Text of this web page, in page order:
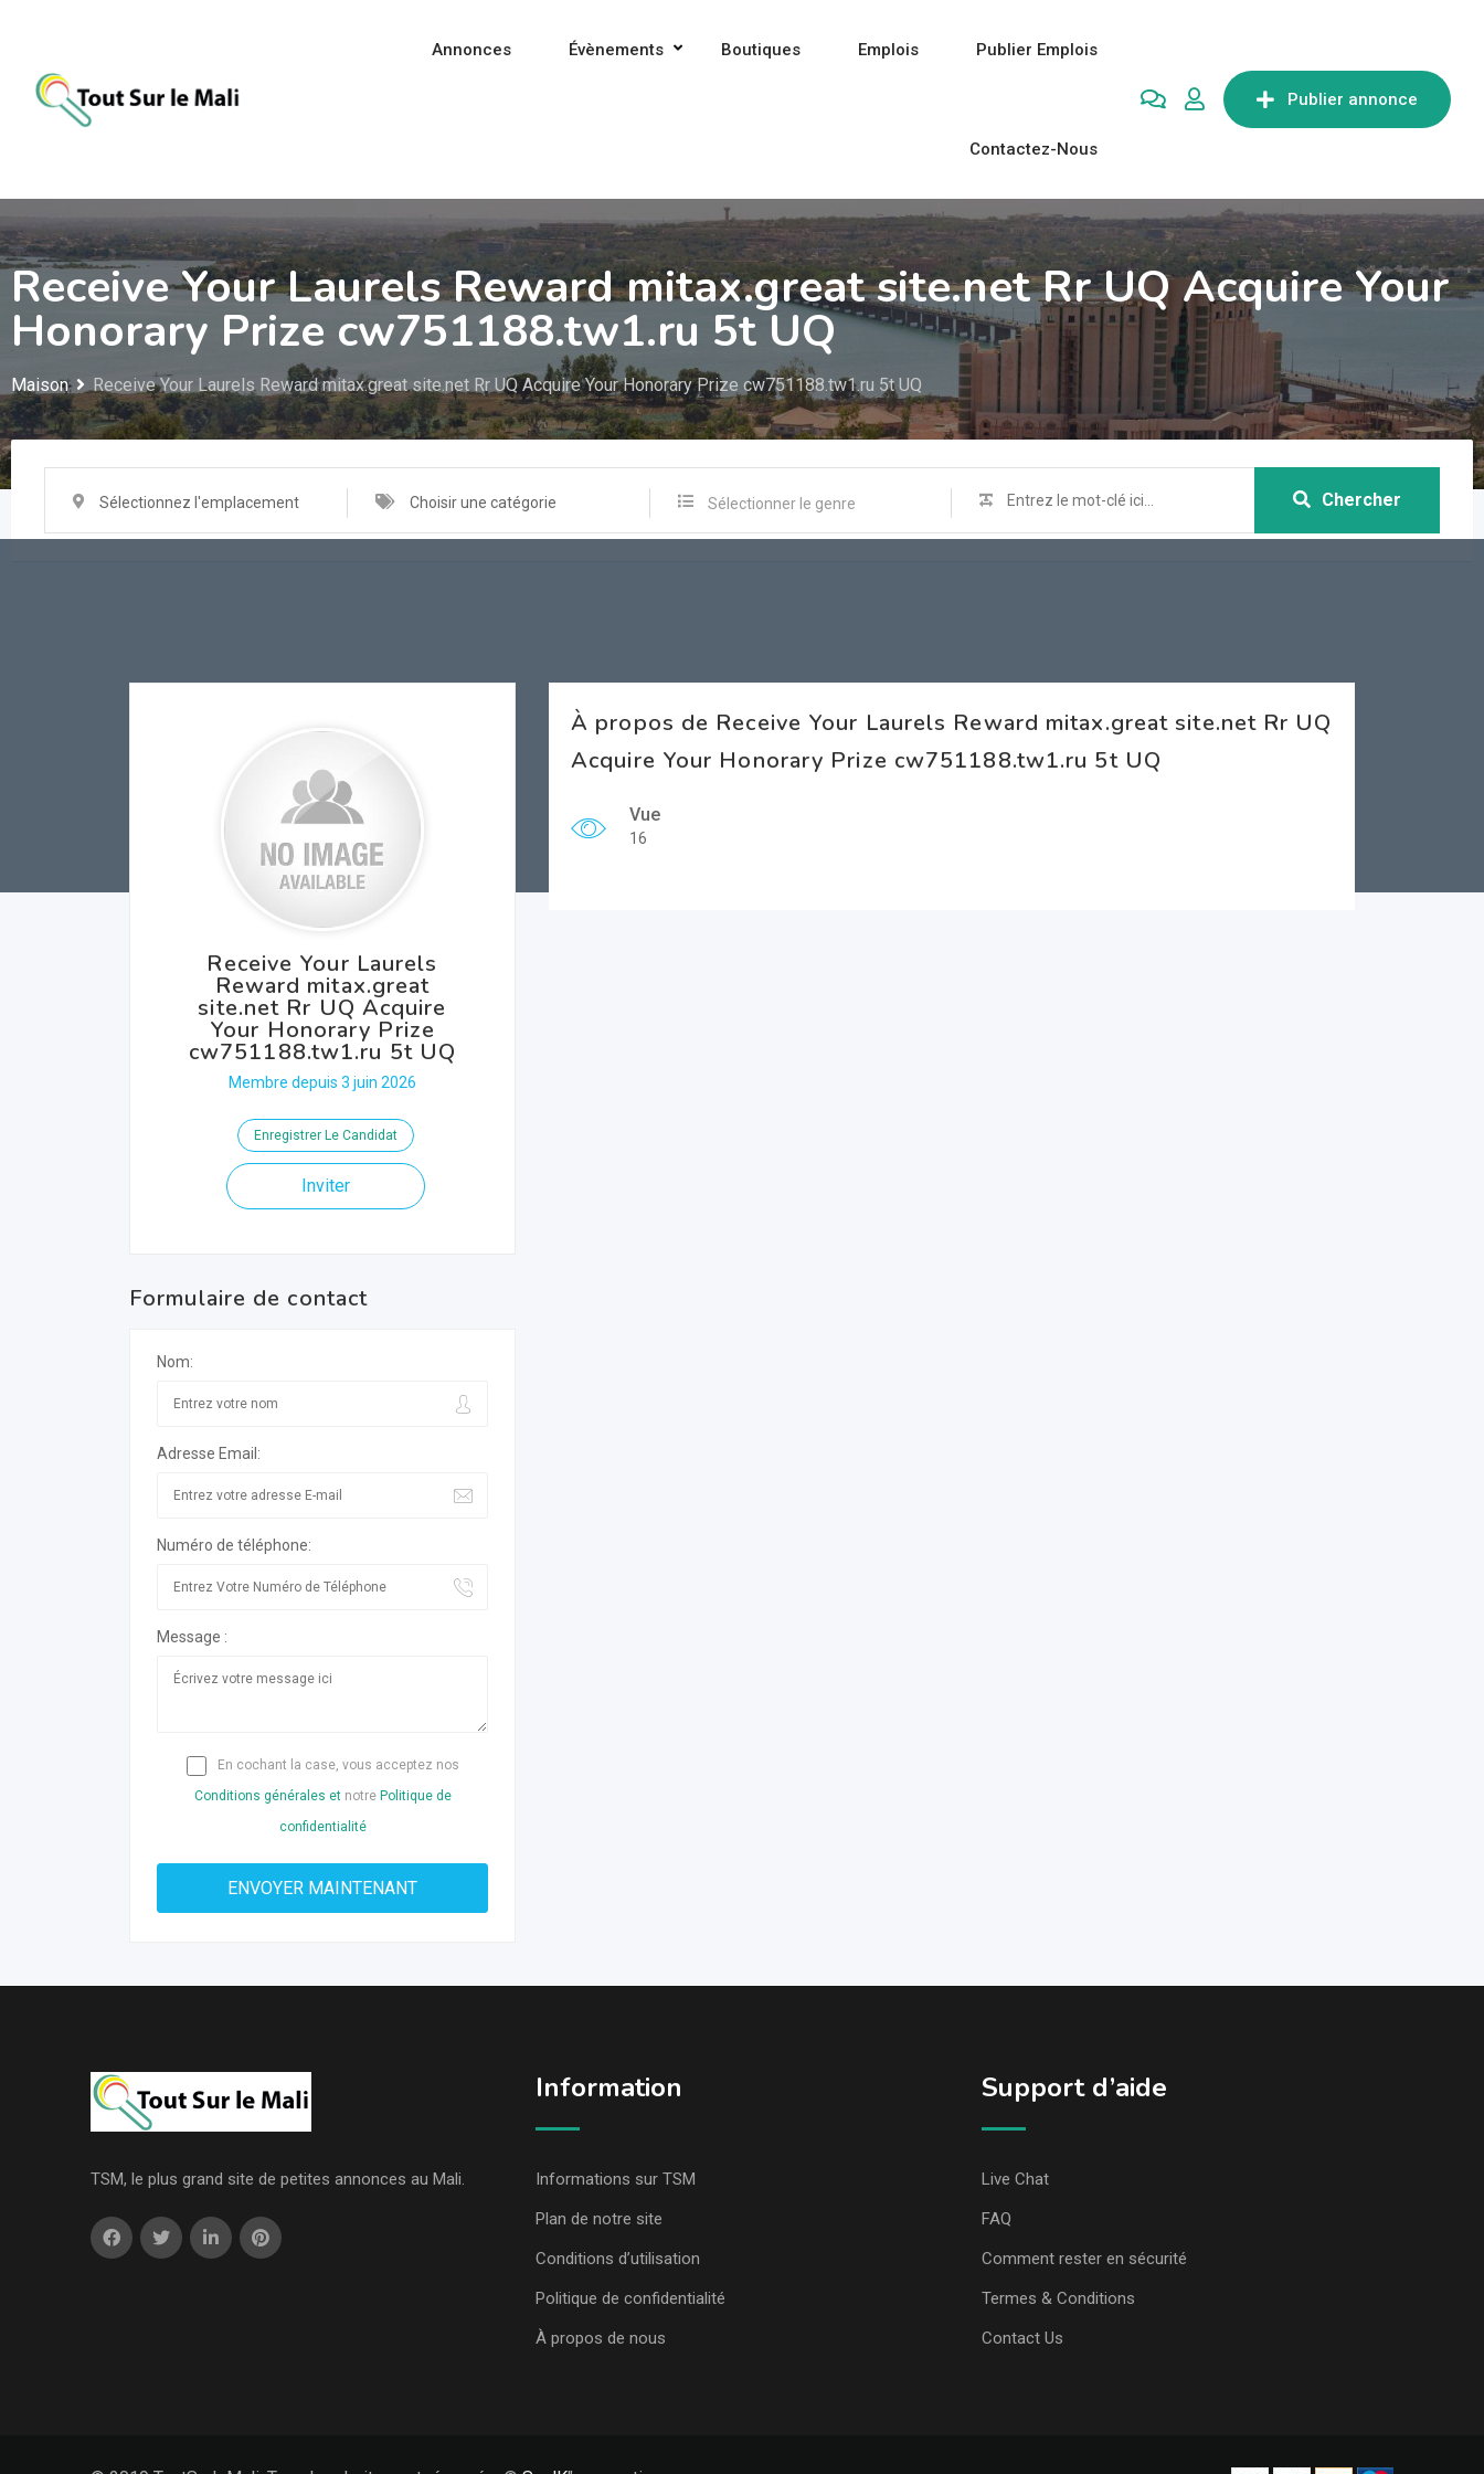
contenu
Publier annonce
Annonces Évènements Boutiques Emplois Publier Emplois
Contactez-Nous
Receive Your Laurels Reward mitax.great site.net Rr UQ Acquire Your
Honorary Prize cw751188.tw1.ru 5t UQ
Maison Receive Your Laurels Reward mitax.great site.net Rr UQ Acquire Your Honorary Prize cw751188.tw1.ru 5t UQ
Sélectionnez l'emplacement Choisir une catégorie Sélectionner le genre Chercher
Receive Your Laurels
Reward mitax.great
site.net Rr UQ Acquire
Your Honorary Prize
cw751188.tw1.ru 5t UQ
Membre depuis 3 juin 2026
Enregistrer Le Candidat
Inviter
Formulaire de contact
Nom:
Adresse Email:
Numéro de téléphone:
Message :
En cochant la case, vous acceptez nos
Conditions générales etnotre Politique de
confidentialité
À propos de Receive Your Laurels Reward mitax.great site.net Rr UQ
Acquire Your Honorary Prize cw751188.tw1.ru 5t UQ
Vue
16
TSM, le plus grand site de petites annonces au Mali.
Information
Informations sur TSM
Plan de notre site
Conditions d’utilisation
Politique de confidentialité
À propos de nous
Support d’aide
Live Chat
FAQ
Comment rester en sécurité
Termes & Conditions
Contact Us